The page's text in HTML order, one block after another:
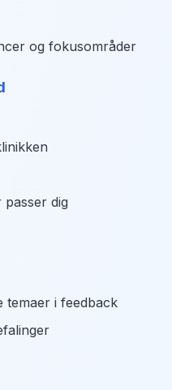
og fokusområder
dig
i feedback